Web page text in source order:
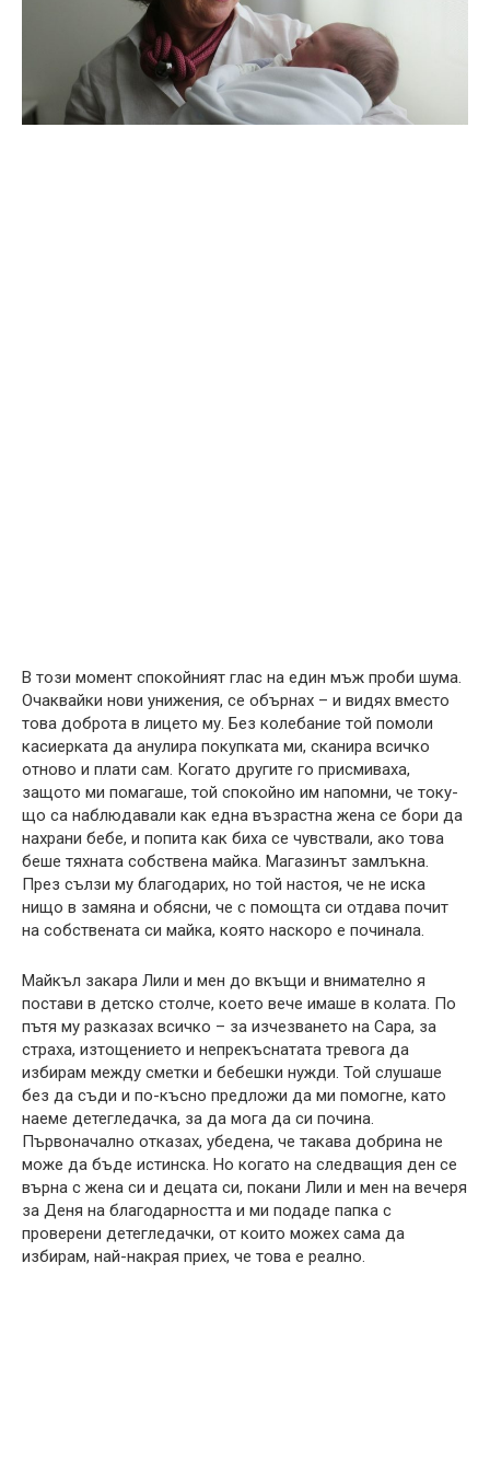
В този момент спокойният глас на един мъж проби шума.
Очаквайки нови унижения, се обърнах – и видях вместо
това доброта в лицето му. Без колебание той помоли
касиерката да анулира покупката ми, сканира всичко
отново и плати сам. Когато другите го присмиваха,
защото ми помагаше, той спокойно им напомни, че току-
що са наблюдавали как една възрастна жена се бори да
нахрани бебе, и попита как биха се чувствали, ако това
беше тяхната собствена майка. Магазинът замлъкна.
През сълзи му благодарих, но той настоя, че не иска
нищо в замяна и обясни, че с помощта си отдава почит
на собствената си майка, която наскоро е починала.
Майкъл закара Лили и мен до вкъщи и внимателно я
постави в детско столче, което вече имаше в колата. По
пътя му разказах всичко – за изчезването на Сара, за
страха, изтощението и непрекъснатата тревога да
избирам между сметки и бебешки нужди. Той слушаше
без да съди и по-късно предложи да ми помогне, като
наеме детегледачка, за да мога да си почина.
Първоначално отказах, убедена, че такава добрина не
може да бъде истинска. Но когато на следващия ден се
върна с жена си и децата си, покани Лили и мен на вечеря
за Деня на благодарността и ми подаде папка с
проверени детегледачки, от които можех сама да
избирам, най-накрая приех, че това е реално.